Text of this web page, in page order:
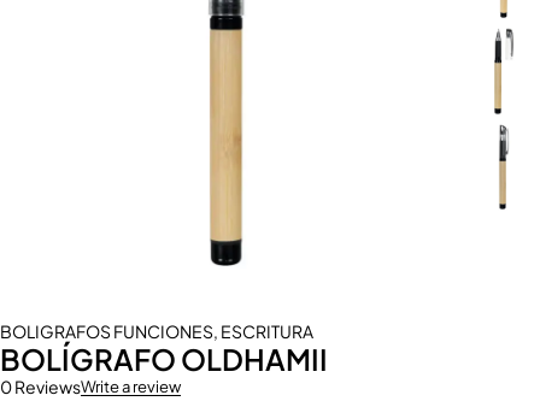
BOLIGRAFOS FUNCIONES, ESCRITURA
BOLÍGRAFO OLDHAMII
0 ReviewsWrite a review